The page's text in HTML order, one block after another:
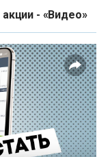
- «Видео»